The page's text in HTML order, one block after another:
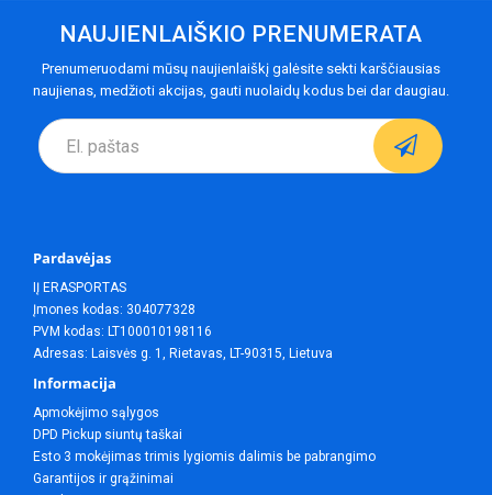
NAUJIENLAIŠKIO PRENUMERATA
Prenumeruodami mūsų naujienlaiškį galėsite sekti karščiausias
naujienas, medžioti akcijas, gauti nuolaidų kodus bei dar daugiau.
Pardavėjas
IĮ ERASPORTAS
Įmones kodas: 304077328
PVM kodas: LT100010198116
Adresas: Laisvės g. 1, Rietavas, LT-90315, Lietuva
Informacija
Apmokėjimo sąlygos
DPD Pickup siuntų taškai
Esto 3 mokėjimas trimis lygiomis dalimis be pabrangimo
Garantijos ir grąžinimai